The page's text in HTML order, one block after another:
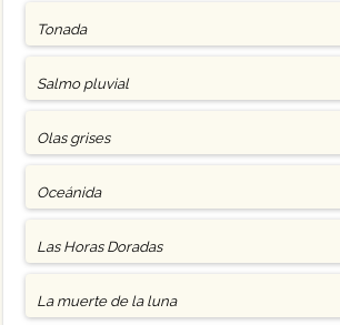
Tonada
Salmo pluvial
Olas grises
Oceánida
Las Horas Doradas
La muerte de la luna